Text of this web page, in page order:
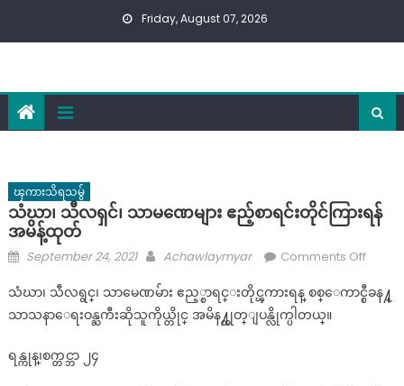
Friday, August 07, 2026
ၾကားသိရသမွ်
သံဃာ၊ သီလရှင်၊ သာမဏေများ ဧည့်စာရင်းတိုင်ကြားရန်
အမိန့်ထုတ်
Posted
September 24, 2021 Author
Achawlaymyar Comments Offon
သီလရှ
သံဃာ၊ သီလရွင္၊ သာမေဏမ်ား ဧည့္စာရင္းတိုင္ၾကားရန္ စစ္ေကာင္စီခန႔္
သာသနာေရးဝန္ႀကီးဆိုသူကိုယ္တိုင္ အမိန႔္ထုတ္ျပန္လိုက္ပါတယ္။
ရန္ကုန္၊စက္တင္ဘာ ၂၄